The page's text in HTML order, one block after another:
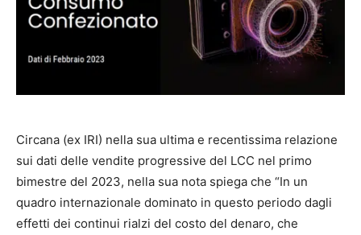
Circana (ex IRI) nella sua ultima e recentissima relazione
sui dati delle vendite progressive del LCC nel primo
bimestre del 2023, nella sua nota spiega che “In un
quadro internazionale dominato in questo periodo dagli
effetti dei continui rialzi del costo del denaro, che